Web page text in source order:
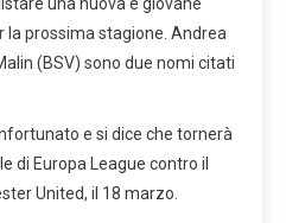
prossima stagione. Andrea
(BSV) sono due nomi citati
e si dice che tornerà
di Europa League contro il
United, il 18 marzo.